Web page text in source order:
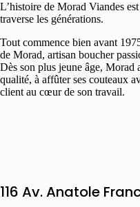
L’histoire de Morad Viandes
traverse les générations.
Tout commence bien avant
de Morad, artisan boucher
Dès son plus jeune âge, Morad
qualité, à affûter ses couteaux
client au cœur de son travail.
116 Av. Anatole